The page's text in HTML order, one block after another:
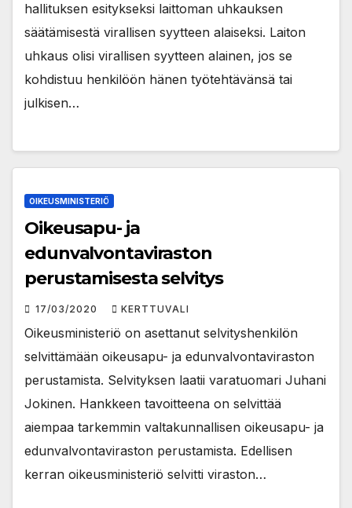
hallituksen esitykseksi laittoman uhkauksen
säätämisestä virallisen syytteen alaiseksi. Laiton
uhkaus olisi virallisen syytteen alainen, jos se
kohdistuu henkilöön hänen työtehtävänsä tai
julkisen…
OIKEUSMINISTERIÖ
Oikeusapu- ja
edunvalvontaviraston
perustamisesta selvitys
17/03/2020 KERTTUVALI
Oikeusministeriö on asettanut selvityshenkilön
selvittämään oikeusapu- ja edunvalvontaviraston
perustamista. Selvityksen laatii varatuomari Juhani
Jokinen. Hankkeen tavoitteena on selvittää
aiempaa tarkemmin valtakunnallisen oikeusapu- ja
edunvalvontaviraston perustamista. Edellisen
kerran oikeusministeriö selvitti viraston…